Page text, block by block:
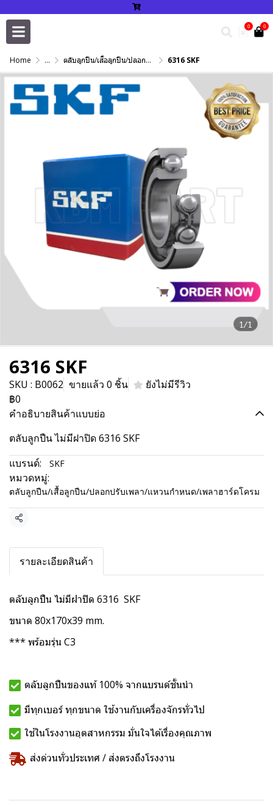
0 0
Home ... ตลับลูกปืน/เสื้อลูกปืน/ปลอกปรับเพลา/แหวนกำหนด/เพลาฮาร์ดโครม 6316 SKF
1/1
6316 SKF
SKU : B0062 ขายแล้ว 0 ชิ้น
ยังไม่มีรีวิว
฿0
คำอธิบายสินค้าแบบย่อ
ตลับลูกปืน ไม่มีฝาปิด 6316 SKF
แบรนด์:
SKF
หมวดหมู่:
ตลับลูกปืน/เสื้อลูกปืน/ปลอกปรับเพลา/แหวนกำหนด/เพลาฮาร์ดโครม
แชร์
รายละเอียดสินค้า
ตลับลูกปืน ไม่มีฝาปิด 6316 SKF
ขนาด 80x170x39 mm.
*** พร้อมรุ่น C3
ตลับลูกปืนของแท้ 100% จากแบรนด์ชั้นนำ
มีทุกเบอร์ ทุกขนาด ใช้งานกับเครื่องจักรทั่วไป
ใช้ในโรงงานอุตสาหกรรม มั่นใจได้เรื่องคุณภาพ
ส่งด่วนทั่วประเทศ / ส่งตรงถึงโรงงาน